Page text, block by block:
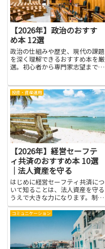
す。...
【2026年】政治のおすす
め本 12選
政治の仕組みや歴史、現代の課題
を深く理解できるおすすめ本を厳
選。初心者から専門家志望まで幅
投資・資産運用
【2026年】経営セーフテ
ィ共済のおすすめ本 10選
｜法人資産を守る
はじめに経営セーフティ共済につ
いて知ることは、法人資産を守る
うえで大きな力になります。制度
の仕組みや加入条件、給付の受け
方、税務上の扱いなどを理解すれ
ば、倒産リスクや資金繰りの不安
に対して冷静に対応できるように
なります。本記事で紹介する書
籍...
コミュニケーション